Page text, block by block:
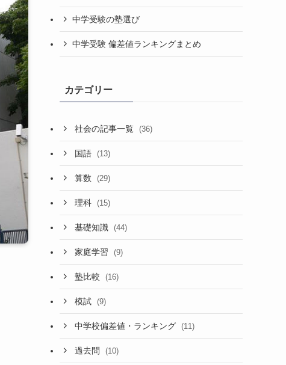
中学受験の塾選び
中学受験 偏差値ランキングまとめ
カテゴリー
社会の記事一覧 (36)
国語 (13)
算数 (29)
理科 (15)
基礎知識 (44)
家庭学習 (9)
塾比較 (16)
模試 (9)
中学校偏差値・ランキング (11)
過去問 (10)